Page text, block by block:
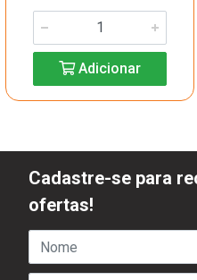
Adicionar
Cadastre-se para
ofertas!